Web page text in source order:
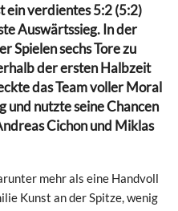
ein verdientes 5:2 (5:2)
Auswärtssieg. In der
Spielen sechs Tore zu
der ersten Halbzeit
das Team voller Moral
und nutzte seine Chancen
Cichon und Miklas
mehr als eine Handvoll
Kunst an der Spitze, wenig